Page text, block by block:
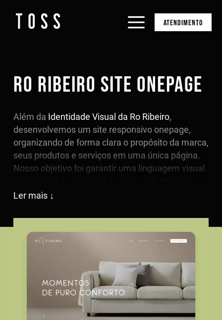
ATENDIMENTO
RO RIBEIRO SITE ONEPAGE
Além da Identidade Visual da Ro Ribeiro,
desenvolvemos um site responsivo onepage,
organizando de forma clara o propósito da marca,
seus produtos e serviços em uma única página.
Nosso objetivo foi garantir uma linguagem visual
mídia, seja em dispositivos móveis, desktops ou
Ler mais